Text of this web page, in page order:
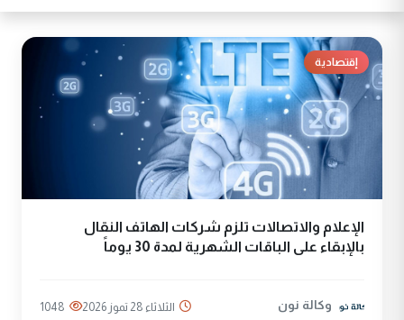
إقتصادية
الإعلام والاتصالات تلزم شركات الهاتف النقال
بالإبقاء على الباقات الشهرية لمدة 30 يوماً
وكالة نون الثلاثاء 28 تموز 2026 1048